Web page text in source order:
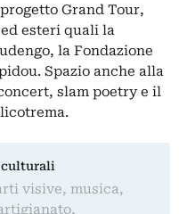
Grand Tour,
esteri quali la
la Fondazione
. Spazio anche alla
slam poetry e il
culturali
visive, musica,